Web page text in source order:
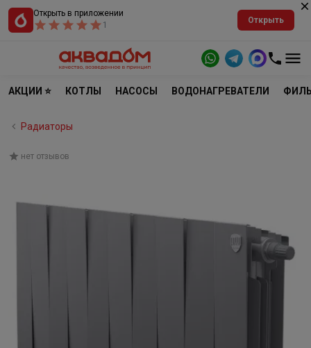
Открыть в приложении
1
Открыть
АКЦИИ ⭐ КОТЛЫ НАСОСЫ ВОДОНАГРЕВАТЕЛИ
Радиаторы
нет отзывов